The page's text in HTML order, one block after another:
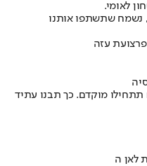
לאומי.
נשמח שתשתפו אותנו
רצועת עזה
מוקדם. כך תבנו עתיד